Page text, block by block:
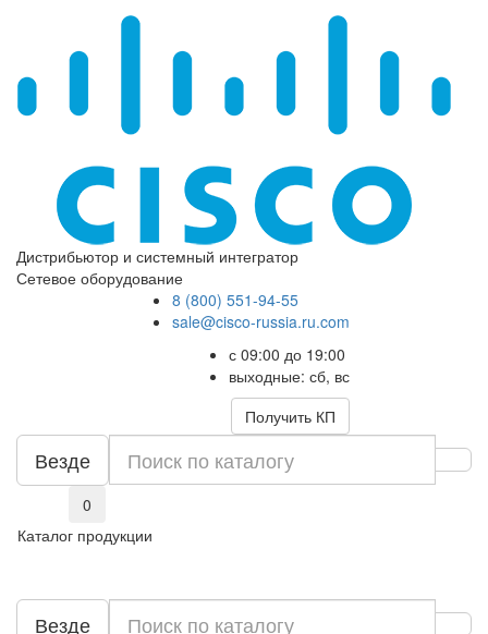
Дистрибьютор и системный интегратор
Сетевое оборудование
8 (800) 551-94-55
sale@cisco-russia.ru.com
с 09:00 до 19:00
выходные: сб, вс
Получить КП
Везде
0
Каталог продукции
Везде